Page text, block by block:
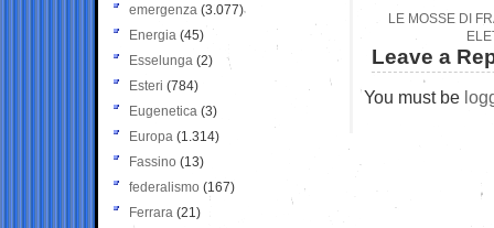
LE MOSSE DI
Leave a
You must be
emergenza (3.077)
Energia (45)
Esselunga (2)
Esteri (784)
Eugenetica (3)
Europa (1.314)
Fassino (13)
federalismo (167)
Ferrara (21)